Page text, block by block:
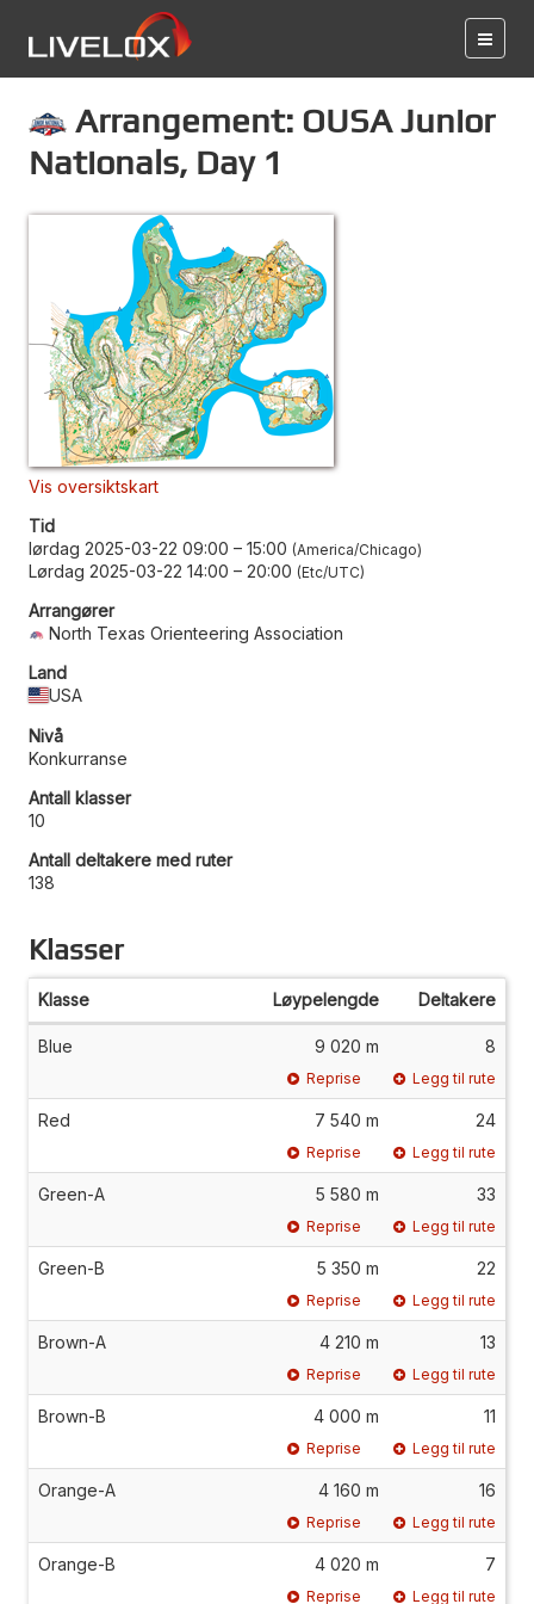
Arrangement: OUSA Junior
Nationals, Day 1
Vis oversiktskart
Tid
lørdag 2025-03-22 09:00 – 15:00 America/Chicago
Lørdag 2025-03-22 14:00 – 20:00 Etc/UTC
Arrangører
North Texas Orienteering Association
Land
USA
Nivå
Konkurranse
Antall klasser
10
Antall deltakere med ruter
138
Klasser
Klasse Løypelengde Deltakere
Blue 9 020 m 8
Reprise Legg til rute
Red 7 540 m 24
Reprise Legg til rute
Green-A 5 580 m 33
Reprise Legg til rute
Green-B 5 350 m 22
Reprise Legg til rute
Brown-A 4 210 m 13
Reprise Legg til rute
Brown-B 4 000 m 11
Reprise Legg til rute
Orange-A 4 160 m 16
Reprise Legg til rute
Orange-B 4 020 m 7
Reprise Legg til rute